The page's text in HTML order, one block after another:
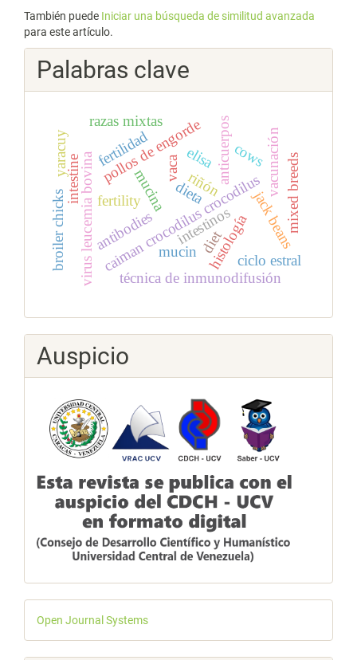
También puede Iniciar una búsqueda de similitud avanzada
para este artículo.
Palabras clave
caiman crocodilus crocodilus
riñón
histología
virus leucemia bovina técnica de inmunodifusión
elisa anticuerpos
antibodies
mucina
intestinos
pollos de engorde
dieta jack beans
mucin
intestine
broiler chicks diet
fertilidad vaca
razas mixtas
ciclo estral
fertility mixed breeds
cowsvacunación
yaracuy
Auspicio
Desarrollado
por
Open Journal Systems